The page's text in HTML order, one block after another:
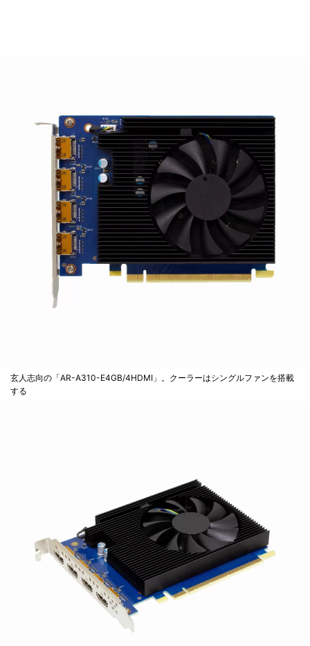
玄人志向の「AR-A310-E4GB/4HDMI」。クーラーはシングルファンを搭載
する